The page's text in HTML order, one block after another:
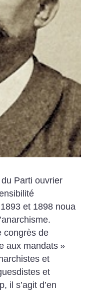
Parti ouvrier
et 1898 noua
congrès de
aux mandats »
et
et
il s’agit d’en